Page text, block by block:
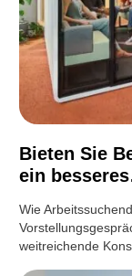
Bieten Sie
ein
Wie
weitreichende